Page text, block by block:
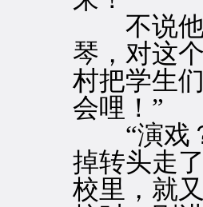
不说他
琴，对这
村把学生
会哩！”
“演戏？
掉转头走
校里，就